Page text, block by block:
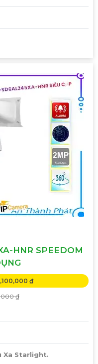
HNR SPEEDOM
₫
₫
Xa Starlight.